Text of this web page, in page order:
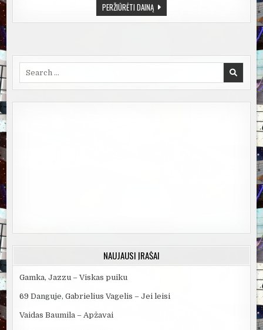
PERŽIŪRĖTI DAINĄANGELOU
–
A
NAUJAUSI ĮRAŠAI
Gamka, Jazzu – Viskas puiku
69 Danguje, Gabrielius Vagelis – Jei leisi
Vaidas Baumila – Apžavai